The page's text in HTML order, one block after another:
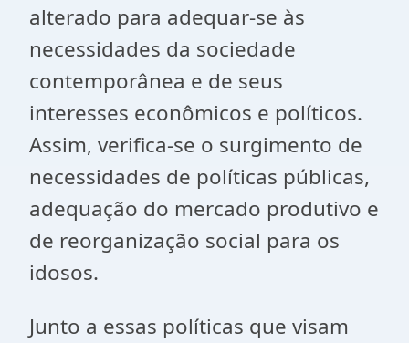
alterado para adequar-se às
necessidades da sociedade
contemporânea e de seus
interesses econômicos e políticos.
Assim, verifica-se o surgimento de
necessidades de políticas públicas,
adequação do mercado produtivo e
de reorganização social para os
idosos.
Junto a essas políticas que visam